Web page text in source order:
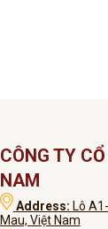
CÔNG TY
NAM
Address: Lô
Mau, Việt Nam